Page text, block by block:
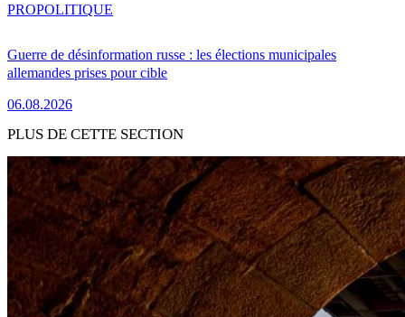
Guerre de désinformation russe : les élections municipales
allemandes prises pour cible
06.08.2026
PROPOLITIQUE
PLUS DE CETTE SECTION